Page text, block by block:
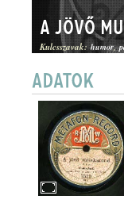
HUMOROS
A jövő
Kulcsszavak: humor